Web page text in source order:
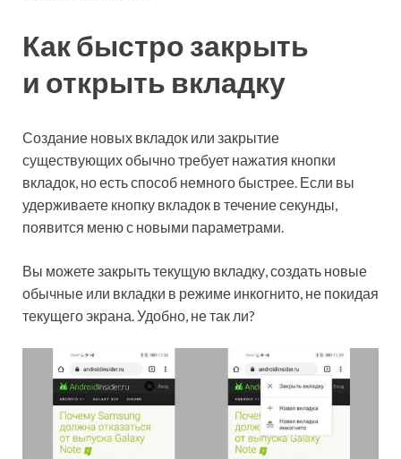
Как быстро закрыть
и открыть вкладку
Создание новых вкладок или закрытие
существующих обычно требует нажатия кнопки
вкладок, но есть способ немного быстрее. Если вы
удерживаете кнопку вкладок в течение секунды,
появится меню с новыми параметрами.
Вы можете закрыть текущую вкладку, создать новые
обычные или вкладки в режиме инкогнито, не покидая
текущего экрана. Удобно, не так ли?